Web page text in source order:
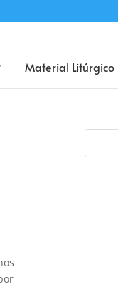
Material Litúrgico